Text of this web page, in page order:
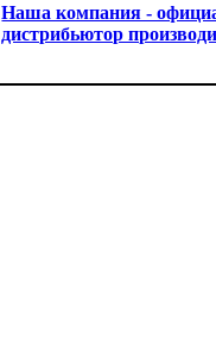
Наша компания -
дистрибьютор